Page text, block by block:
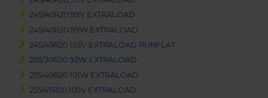
245/40R20 99V EXTRALOAD
245/40R20 99W EXTRALOAD
245/45R20 103V EXTRALOAD RUNFLAT
255/30R20 92W EXTRALOAD
255/40R20 101W EXTRALOAD
255/45R20 105V EXTRALOAD